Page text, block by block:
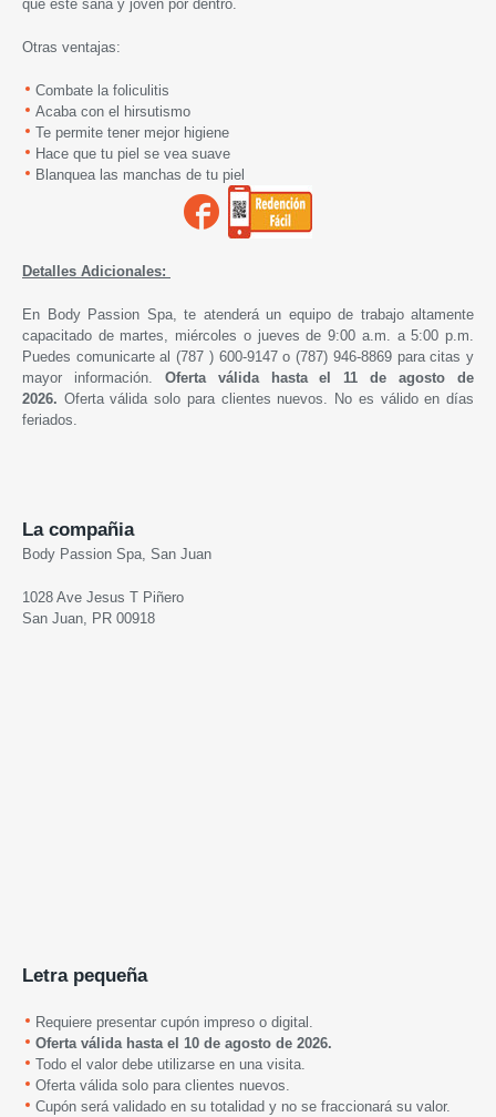
que esté sana y joven por dentro.
Otras ventajas:
Combate la foliculitis
Acaba con el hirsutismo
Te permite tener mejor higiene
Hace que tu piel se vea suave
Blanquea las manchas de tu piel
Detalles Adicionales:
En Body Passion Spa, te atenderá un equipo de trabajo altamente
capacitado de martes, miércoles o jueves de 9:00 a.m. a 5:00 p.m.
Puedes comunicarte al (787 ) 600-9147 o (787) 946-8869 para citas y
mayor información. Oferta válida hastael 11 de agosto de
2026. Oferta válida solo para clientes nuevos. No es válido en días
feriados.
La compañia
Body Passion Spa, San Juan
1028 Ave Jesus T Piñero
San Juan, PR 00918
Letra pequeña
Requiere presentar cupón impreso o digital.
Oferta válida hasta el 10 de agosto de 2026.
Todo el valor debe utilizarse en una visita.
Oferta válida solo para clientes nuevos.
Cupón será validado en su totalidad y no se fraccionará su valor.